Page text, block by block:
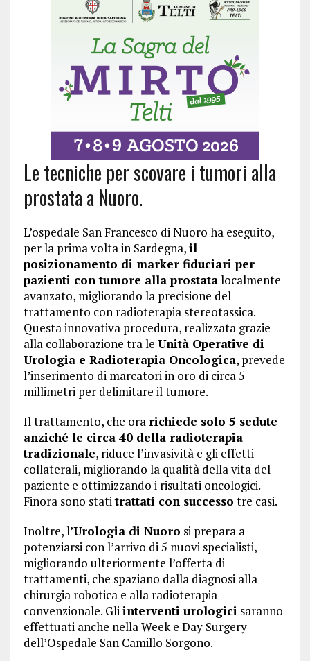
Le tecniche per scovare i tumori alla
prostata a Nuoro.
L’ospedale San Francesco di Nuoro ha eseguito,
per la prima volta in Sardegna,il
posizionamento di marker fiduciari per
pazienti con tumore alla prostatalocalmente
avanzato, migliorando la precisione del
trattamento con radioterapia stereotassica.
Questa innovativa procedura, realizzata grazie
alla collaborazione tra le Unità Operative di
Urologia e Radioterapia Oncologica, prevede
l’inserimento di marcatori in oro di circa 5
millimetri per delimitare il tumore.
Il trattamento, che ora richiede solo 5 sedute
anziché le circa 40 della radioterapia
tradizionale, riduce l’invasività e gli effetti
collaterali, migliorando la qualità della vita del
paziente e ottimizzando i risultati oncologici.
Finora sono statitrattati con successo tre casi.
Inoltre, l’Urologia di Nuoro si prepara a
potenziarsi con l’arrivo di 5 nuovi specialisti,
migliorando ulteriormente l’offerta di
trattamenti, che spaziano dalla diagnosi alla
chirurgia robotica e alla radioterapia
convenzionale. Gliinterventi urologici saranno
effettuati anche nella Week e Day Surgery
dell’Ospedale San Camillo Sorgono.